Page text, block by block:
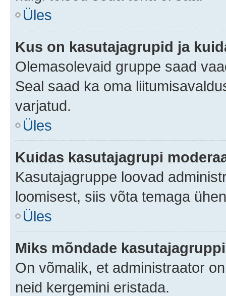
Üles
Kus on kasutajagrupid ja
Olemasolevaid gruppe saad
Seal saad ka oma
varjatud.
Üles
Kuidas kasutajagrupi
Kasutajagruppe loovad
loomisest, siis võta temaga
Üles
Miks mõndade
On võmalik, et administraator
neid kergemini eristada.